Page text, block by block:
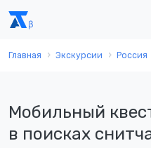
Главная Экскурсии Россия
Мобильный
в поисках